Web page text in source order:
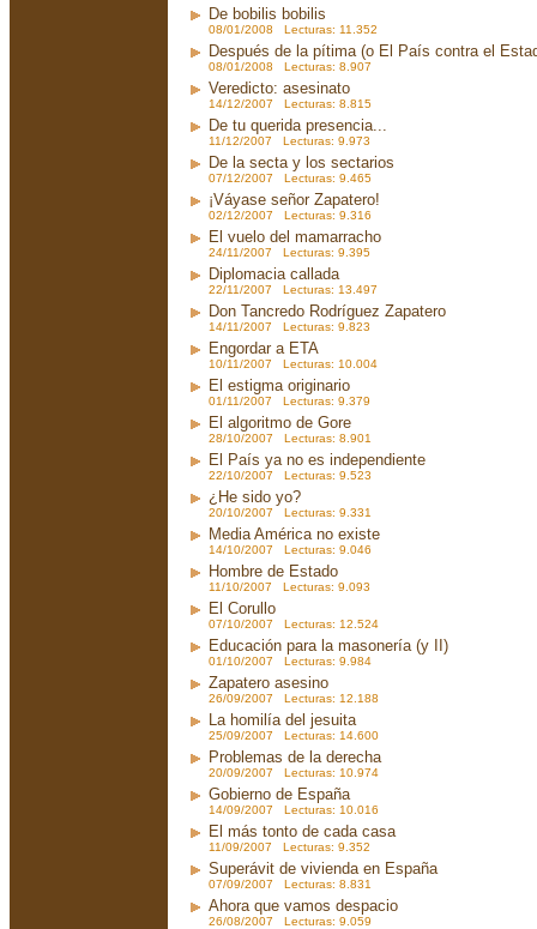
De bobilis bobilis
08/01/2008 Lecturas: 11.352
Después de la pítima (o El País contra el
08/01/2008 Lecturas: 8.907
Veredicto: asesinato
14/12/2007 Lecturas: 8.815
De tu querida presencia...
11/12/2007 Lecturas: 9.973
De la secta y los sectarios
07/12/2007 Lecturas: 9.465
¡Váyase señor Zapatero!
02/12/2007 Lecturas: 9.316
El vuelo del mamarracho
24/11/2007 Lecturas: 9.395
Diplomacia callada
22/11/2007 Lecturas: 13.497
Don Tancredo Rodríguez Zapatero
14/11/2007 Lecturas: 9.823
Engordar a ETA
10/11/2007 Lecturas: 10.004
El estigma originario
01/11/2007 Lecturas: 9.379
El algoritmo de Gore
28/10/2007 Lecturas: 8.901
El País ya no es independiente
22/10/2007 Lecturas: 9.523
¿He sido yo?
20/10/2007 Lecturas: 9.331
Media América no existe
14/10/2007 Lecturas: 9.046
Hombre de Estado
11/10/2007 Lecturas: 9.093
El Corullo
07/10/2007 Lecturas: 12.524
Educación para la masonería (y II)
01/10/2007 Lecturas: 9.984
Zapatero asesino
26/09/2007 Lecturas: 12.188
La homilía del jesuita
25/09/2007 Lecturas: 14.600
Problemas de la derecha
20/09/2007 Lecturas: 10.974
Gobierno de España
14/09/2007 Lecturas: 10.016
El más tonto de cada casa
11/09/2007 Lecturas: 9.352
Superávit de vivienda en España
07/09/2007 Lecturas: 8.831
Ahora que vamos despacio
26/08/2007 Lecturas: 9.059